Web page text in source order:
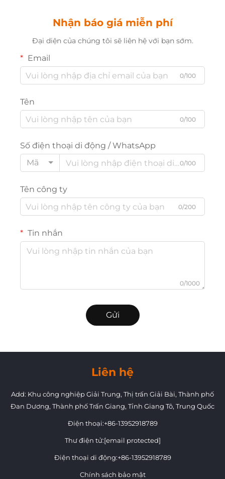
Nhận báo giá miễn phí
Đại diện của chúng tôi sẽ liên hệ với bạn sớm.
Email
0/100
Tên
0/100
Số điện thoại di động / WhatsApp
Mã
0/100
Tên công ty
0/200
Tin nhắn
0/1000
Gửi
Liên hệ
Add: Khu công nghiệp Giải Trung, Thị trấn Giải Bài, Thành phố
Đan Dương, Thành phố Trấn Giang, Tỉnh Giang Tô, Trung Quốc
Điện thoại:+86-13952918789
Thư điện tử:[email protected]
Điện thoại di động:+86-13952918789
Chính sách bảo mật